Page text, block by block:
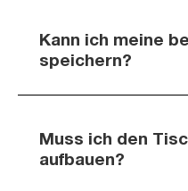
Kann ich meine
speichern?
Muss ich den
aufbauen?